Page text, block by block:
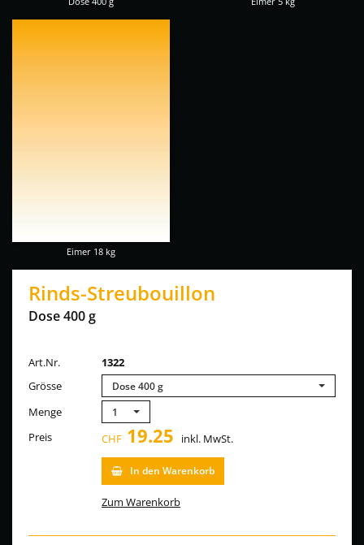
Eimer 18 kg
Rinds-Streubouillon
Dose 400 g
Art.Nr.
1322
Grösse
Dose 400 g
Menge 1
Preis CHF 19.25 inkl. MwSt.
In den Warenkorb
Zum Warenkorb